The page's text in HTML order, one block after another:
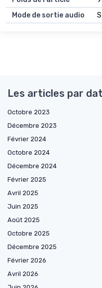
Mode de sortie audio
Les articles par
Octobre 2023
Décembre 2023
Février 2024
Octobre 2024
Décembre 2024
Février 2025
Avril 2025
Juin 2025
Août 2025
Octobre 2025
Décembre 2025
Février 2026
Avril 2026